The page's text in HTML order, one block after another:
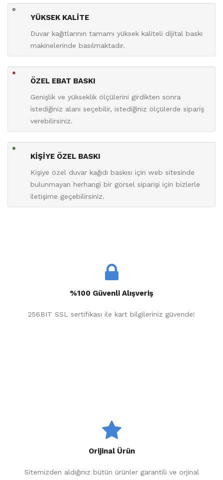
YÜKSEK KALİTE
Duvar kağıtlarının tamamı yüksek kaliteli dijital baskı
makinelerinde basılmaktadır.
ÖZEL EBAT BASKI
Genişlik ve yükseklik ölçülerini girdikten sonra
istediğiniz alanı seçebilir, istediğiniz ölçülerde sipariş
verebilirsiniz.
KİŞİYE ÖZEL BASKI
Kişiye özel duvar kağıdı baskısı için web sitesinde
bulunmayan herhangi bir görsel siparişi için bizlerle
iletişime geçebilirsiniz.
%100 Güvenli Alışveriş
256BIT SSL sertifikası ile kart bilgileriniz güvende!
Orijinal Ürün
Sitemizden aldığınız bütün ürünler garantili ve orjinal